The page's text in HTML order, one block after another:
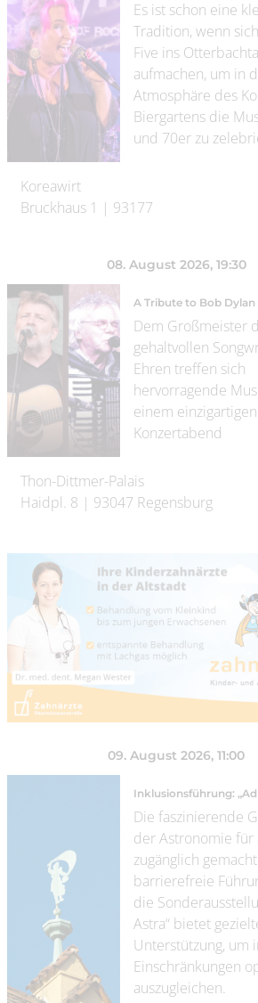
Es ist schon eine
Tradition, wenn
Five ins
aufmachen, um in
Atmosphäre des
Biergartens die
und 70er zu
Koreawirt
Bruckhaus 1 | 93177
08. August 2026, 19:30
A Tribute to Bob Dylan
Dem Großmeister
gehaltvollen
Ehren treffen sich
hervorragende
einem einzigartigen
Konzertabend
Thon-Dittmer-Palais
Haidpl. 8 | 93047 Regensburg
09. August 2026, 11:00
Inklusionsführung: „Ad
Die faszinierende
der Astronomie für
zugänglich
barrierefreie
die
Astra“ bietet
Unterstützung, um
Einschränkungen
auszugleichen.